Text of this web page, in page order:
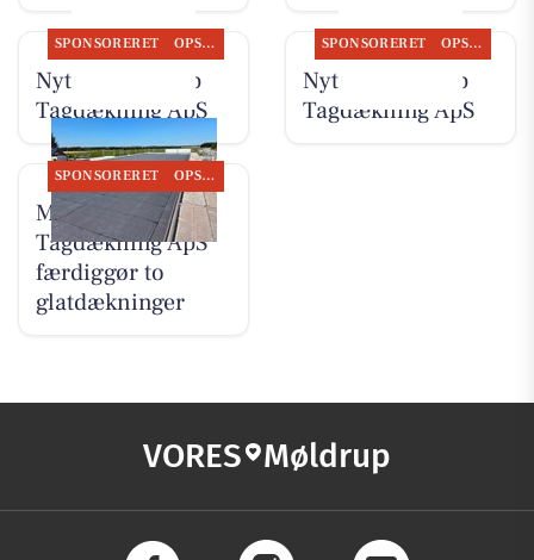
SPONSORERET OPSLAGSTAVLEN
Nyt fra Møldrup
Tagdækning ApS
SPONSORERET OPSLAGSTAVLEN
Nyt fra Møldrup
Tagdækning ApS
SPONSORERET OPSLAGSTAVLEN
Møldrup
Tagdækning ApS
færdiggør to
glatdækninger
VORES Møldrup